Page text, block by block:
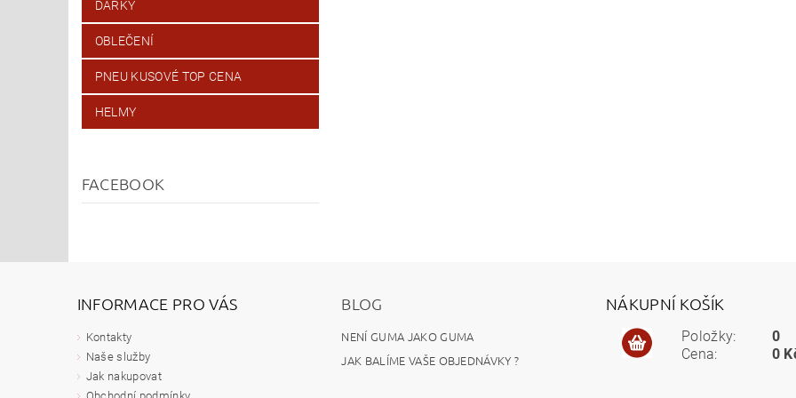
DÁRKY
OBLEČENÍ
PNEU KUSOVÉ TOP CENA
HELMY
FACEBOOK
INFORMACE PRO VÁS
Kontakty
Naše služby
Jak nakupovat
BLOG
NENÍ GUMA JAKO GUMA
JAK BALÍME VAŠE OBJEDNÁVKY ?
NÁKUPNÍ KOŠÍK
Položky:
Cena:
0
0